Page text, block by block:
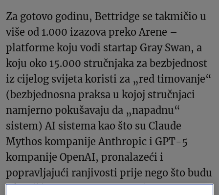
Za gotovo godinu, Bettridge se takmičio u
više od 1.000 izazova preko Arene –
platforme koju vodi startap Gray Swan, a
koju oko 15.000 stručnjaka za bezbjednost
iz cijelog svijeta koristi za „red timovanje“
(bezbjednosna praksa u kojoj stručnjaci
namjerno pokušavaju da „napadnu“
sistem) AI sistema kao što su Claude
Mythos kompanije Anthropic i GPT-5
kompanije OpenAI, pronalazeći i
popravljajući ranjivosti prije nego što budu
iskorišćene. Na tome je zaradio 10.000